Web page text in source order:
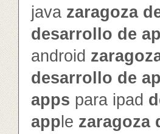
java zaragoza
desarrollo de
android
desarrollo de
apps para ipad
app le zaragoza